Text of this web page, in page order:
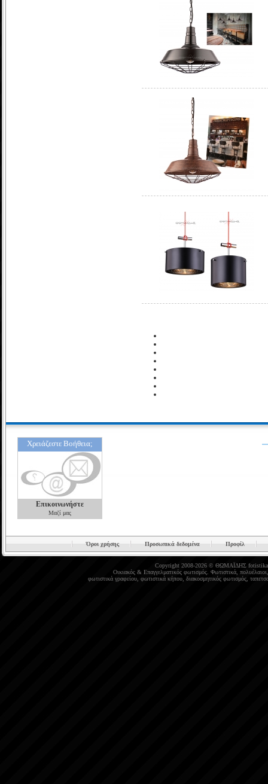
Χρειάζεστε Βοήθεια;
Επικοινωνήστε
Μαζί μας
Όροι χρήσης Προσωπικά δεδομένα Προφίλ
Copyright 2008-2026 © ΘΩΜΑΪΔΗΣ
Οικιακός& Επαγγελματικός φωτισμός. Φωτιστικά, πολυέλαιοι
φωτιστικά γραφείου, φωτιστικά κήπου, διακοσμητικός φωτισμός,